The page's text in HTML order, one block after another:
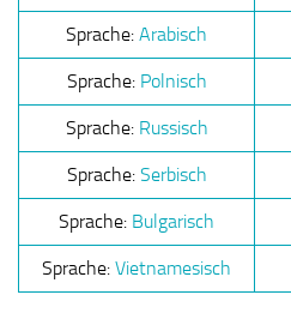
Sprache: Arabisch
Sprache: Polnisch
Sprache: Russisch
Sprache: Serbisch
Sprache: Bulgarisch
Sprache: Vietnamesisch